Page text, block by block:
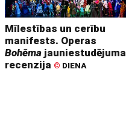
Mīlestības un cerību
manifests. Operas
Bohēma jauniestudējuma
recenzija © DIENA